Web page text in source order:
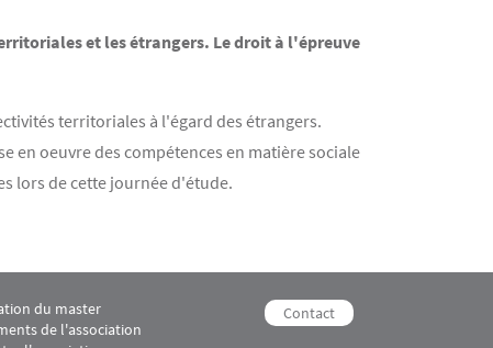
et les étrangers. Le droit à l'épreuve
territoriales à l'égard des étrangers.
en oeuvre des compétences en matière sociale
lors de cette journée d'étude.
3
M2 Juriste Conseil des collectivités territoriales 4
du master
de l'association
Menu footer M2 Juriste
Contact